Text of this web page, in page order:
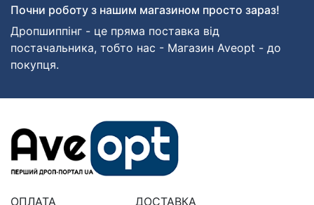
Почни роботу з нашим магазином просто зараз!
Дропшиппінг - це пряма поставка від
постачальника, тобто нас - Магазин Aveopt - до
покупця.
ОПЛАТА ДОСТАВКА